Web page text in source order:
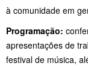
à comunidade em
Programação:
apresentações de
festival de música,